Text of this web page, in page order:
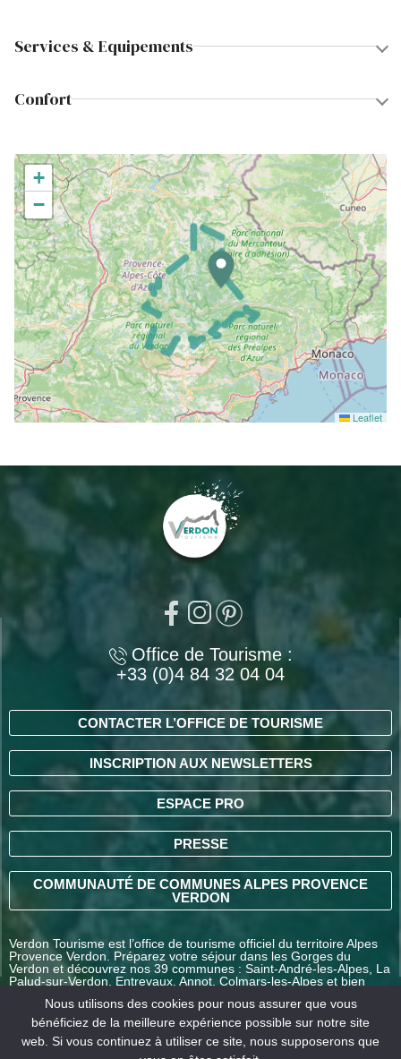
Services & Equipements
Confort
+
−
Leaflet
Office de Tourisme :
+33 (0)4 84 32 04 04
CONTACTER L’OFFICE DE TOURISME
INSCRIPTION AUX NEWSLETTERS
ESPACE PRO
PRESSE
COMMUNAUTÉ DE COMMUNES ALPES PROVENCE
VERDON
Verdon Tourisme est l’office de tourisme officiel du territoire Alpes
Provence Verdon. Préparez votre séjour dans les Gorges du
Verdon et découvrez nos 39 communes : Saint-André-les-Alpes, La
Palud-sur-Verdon, Entrevaux, Annot, Colmars-les-Alpes et bien
COMMENT VENIR ?
Nous utilisons des cookies pour nous assurer que vous
bénéficiez de la meilleure expérience possible sur notre site
web. Si vous continuez à utiliser ce site, nous supposerons que